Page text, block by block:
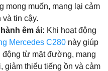
mong muốn, mang lại cảm
tin cậy.
êm ái: Khi hoạt động
Mercedes C280 này giúp
động từ mặt đường, mang
giảm thiểu tiếng ồn và cảm